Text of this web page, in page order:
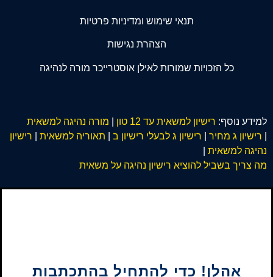
תנאי שימוש ומדיניות פרטיות
הצהרת נגישות
כל הזכויות שמורות לאילן אוסטרייכר מורה לנהיגה
למידע נוסף: רישיון למשאית עד 12 טון
מורה נהיגה למשאית
רישיון ג מחיר רישיון ג לבעלי רישיון ב תאוריה למשאית
רישיון
נהיגה למשאית
מה צריך בשביל להוציא רישיון נהיגה על משאית
אהלן! כדי להתחיל בהתכתבות